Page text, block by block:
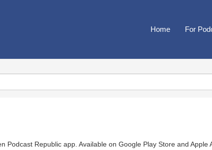
Home For
Podcast Republic app. Available on Google Play Store and Apple